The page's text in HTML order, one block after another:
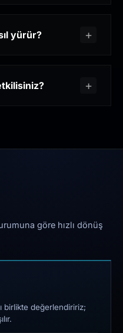
yürür?
göre hızlı dönüş
birlikte değerlendiririz;